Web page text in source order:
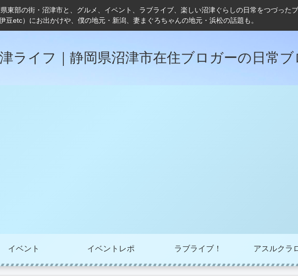
東部の街・沼津市と、グルメ、イベント、ラブライブ、楽しい沼津ぐらしの日常をつづった
豆etc）にお出かけや、僕の地元・新潟、妻まぐろちゃんの地元・浜松の話題も。
ライフ｜静岡県沼津市在住ブロガーの日常ブ
イベント イベントレポ ラブライブ！ アスルクラ